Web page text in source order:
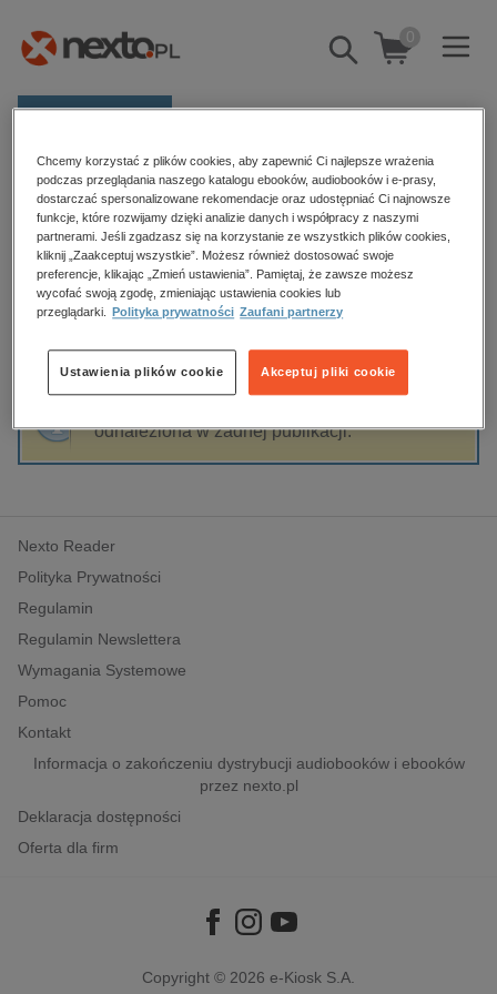
Pokaż/schowaj
wyszukiwarkę
0
Kategorie
Zobacz wszystkie E-prasa
budownictwo, aranżacja wnętrz
biznesowe, branżowe, gospodarka
dzienniki
edukacja
hobby, sport, rozrywka
komputery, internet, technologie, informatyka
polityka, społeczno-informacyjne
psychologiczne
inne
popularno-naukowe
historia
Strona główna Ilona Przybojewska
Ilona Przybojewska
Sortowanie Filtrowanie
odnaleziona w żadnej publikacji.
Nexto Reader
Polityka Prywatności
Regulamin
Regulamin Newslettera
Wymagania Systemowe
Pomoc
Kontakt
Informacja o zakończeniu dystrybucji audiobooków i ebooków
przez nexto.pl
Deklaracja dostępności
Oferta dla firm
Copyright © 2026 e-Kiosk S.A.
Chcemy korzystać z plików cookies, aby zapewnić Ci najlepsze wrażenia
podczas przeglądania naszego katalogu ebooków, audiobooków i e-prasy,
dostarczać spersonalizowane rekomendacje oraz udostępniać Ci najnowsze
funkcje, które rozwijamy dzięki analizie danych i współpracy z naszymi
partnerami. Jeśli zgadzasz się na korzystanie ze wszystkich plików cookies,
kliknij „Zaakceptuj wszystkie”. Możesz również dostosować swoje
preferencje, klikając „Zmień ustawienia”. Pamiętaj, że zawsze możesz
wycofać swoją zgodę, zmieniając ustawienia cookies lub
przeglądarki.
Polityka prywatności Zaufani partnerzy
Akceptuj pliki cookie
Ustawienia plików cookie